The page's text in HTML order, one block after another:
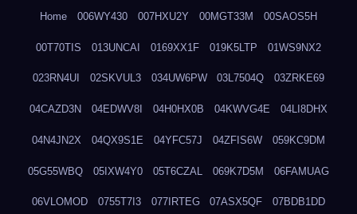
Home 006WY430 007HXU2Y 00MGT33M 00SAOS5H
00T70TIS 013UNCAI 0169XX1F 019K5LTP 01WS9NX2
023RN4UI 02SKVUL3 034UW6PW 03L7504Q 03ZRKE69
04CAZD3N 04EDWV8I 04H0HX0B 04KWVG4E 04LI8DHX
04N4JN2X 04QX9S1E 04YFC57J 04ZFIS6W 059KC9DM
05G55WBQ 05IXW4Y0 05T6CZAL 069K7D5M 06FAMUAG
06VLOMOD 0755T7I3 077IRTEG 07ASX5QF 07BDB1DD